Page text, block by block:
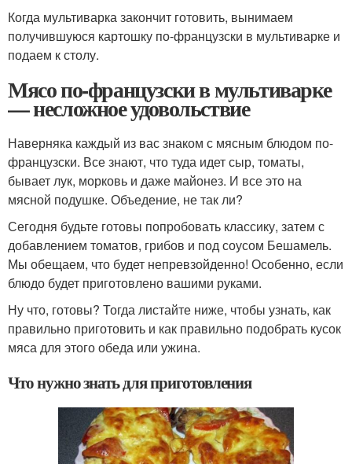
Когда мультиварка закончит готовить, вынимаем
получившуюся картошку по-французски в мультиварке и
подаем к столу.
Мясо по-французски в мультиварке
— несложное удовольствие
Наверняка каждый из вас знаком с мясным блюдом по-
французски. Все знают, что туда идет сыр, томаты,
бывает лук, морковь и даже майонез. И все это на
мясной подушке. Объедение, не так ли?
Сегодня будьте готовы попробовать классику, затем с
добавлением томатов, грибов и под соусом Бешамель.
Мы обещаем, что будет непревзойденно! Особенно, если
блюдо будет приготовлено вашими руками.
Ну что, готовы? Тогда листайте ниже, чтобы узнать, как
правильно приготовить и как правильно подобрать кусок
мяса для этого обеда или ужина.
Что нужно знать для приготовления